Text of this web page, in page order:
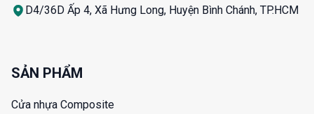
D4/36D Ấp 4, Xã Hưng Long, Huyện Bình Chánh, TP.HCM
SẢN PHẨM
Cửa nhựa Composite